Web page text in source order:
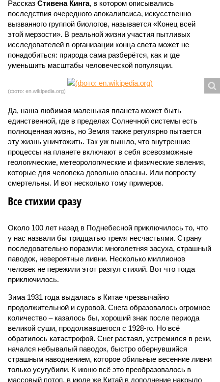
Рассказ Стивена Кинга, в котором описывались
последствия очередного апокалипсиса, искусственно
вызванного группой биологов, называется «Конец всей
этой мерзости». В реальной жизни участия пытливых
исследователей в организации конца света может не
понадобиться: природа сама разберётся, как и где
уменьшить масштабы человеческой популяции.
(фото: en.wikipedia.org)
Да, наша любимая маленькая планета может быть
единственной, где в пределах Солнечной системы есть
полноценная жизнь, но Земля также регулярно пытается
эту жизнь уничтожить. Так уж вышло, что внутренние
процессы на планете включают в себя всевозможные
геологические, метеорологические и физические явления,
которые для человека довольно опасны. Или попросту
смертельны. И вот несколько тому примеров.
Все стихии сразу
Около 100 лет назад в Поднебесной приключилось то, что
у нас назвали бы тридцатью тремя несчастьями. Страну
последовательно поразили: многолетняя засуха, страшный
паводок, невероятные ливни. Несколько миллионов
человек не пережили этот разгул стихий. Вот что тогда
приключилось.
Зима 1931 года выдалась в Китае чрезвычайно
продолжительной и суровой. Снега образовалось огромное
количество – казалось бы, хороший знак после периода
великой суши, продолжавшегося с 1928-го. Но всё
обратилось катастрофой. Снег растаял, устремился в реки,
начался небывалый паводок, быстро обернувшийся
страшным наводнением, которое обильные весенние ливни
только усугубили. К июню всё это преобразовалось в
массовый потоп, в июле же Китай в дополнение накрыло